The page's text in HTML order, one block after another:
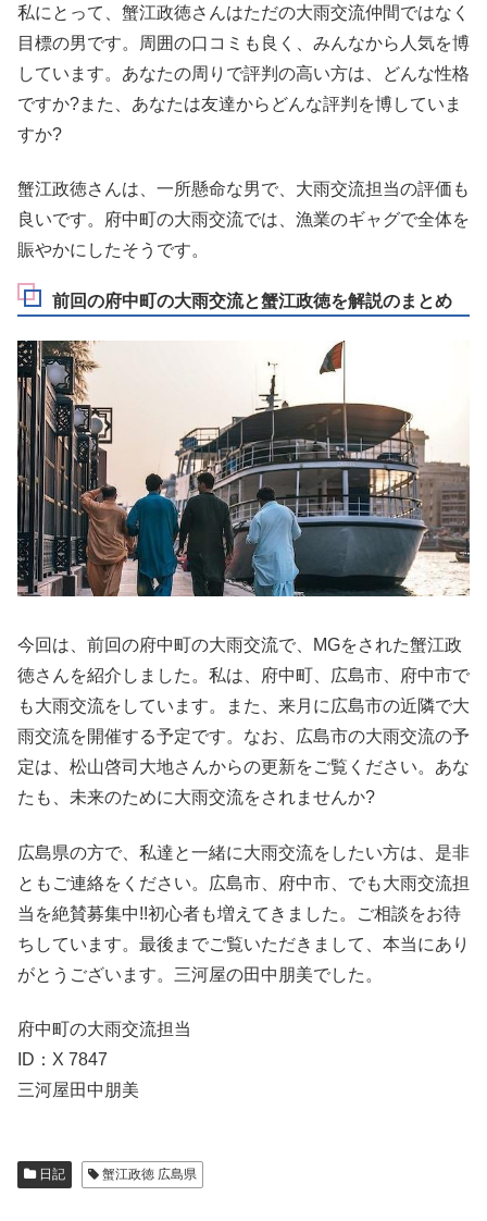
私にとって、蟹江政徳さんはただの大雨交流仲間ではなく
目標の男です。周囲の口コミも良く、みんなから人気を博
しています。あなたの周りで評判の高い方は、どんな性格
ですか?また、あなたは友達からどんな評判を博していま
すか?
蟹江政徳さんは、一所懸命な男で、大雨交流担当の評価も
良いです。府中町の大雨交流では、漁業のギャグで全体を
賑やかにしたそうです。
前回の府中町の大雨交流と蟹江政徳を解説のまとめ
今回は、前回の府中町の大雨交流で、MGをされた蟹江政
徳さんを紹介しました。私は、府中町、広島市、府中市で
も大雨交流をしています。また、来月に広島市の近隣で大
雨交流を開催する予定です。なお、広島市の大雨交流の予
定は、松山啓司大地さんからの更新をご覧ください。あな
たも、未来のために大雨交流をされませんか?
広島県の方で、私達と一緒に大雨交流をしたい方は、是非
ともご連絡をください。広島市、府中市、でも大雨交流担
当を絶賛募集中!!初心者も増えてきました。ご相談をお待
ちしています。最後までご覧いただきまして、本当にあり
がとうございます。三河屋の田中朋美でした。
府中町の大雨交流担当
ID：X 7847
三河屋田中朋美
日記 蟹江政徳 広島県